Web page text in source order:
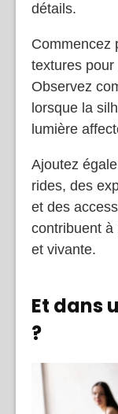
détails.
Commencez
textures pour
Observez
lorsque la
lumière
Ajoutez
rides, des
et des
contribuent à
et vivante.
Et dans
?